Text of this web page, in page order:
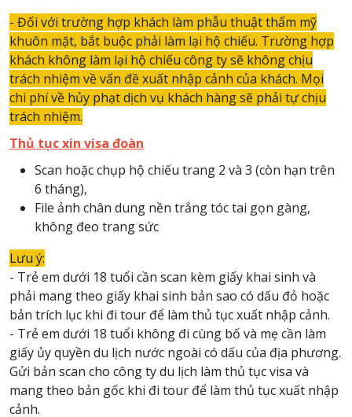
- Đối với trường hợp khách làm phẫu thuật thẩm mỹ
khuôn mặt, bắt buộc phải làm lại hộ chiếu. Trường hợp
khách không làm lại hộ chiếu công ty sẽ không chịu
trách nhiệm về vấn đề xuất nhập cảnh của khách. Mọi
chi phí về hủy phạt dịch vụ khách hàng sẽ phải tự chịu
trách nhiệm.
Thủ tục xin visa đoàn
Scan hoặc chụp hộ chiếu trang 2 và 3 (còn hạn trên
6 tháng),
File ảnh chân dung nền trắng tóc tai gọn gàng,
không đeo trang sức
Lưu ý:
- Trẻ em dưới 18 tuổi cần scan kèm giấy khai sinh và
phải mang theo giấy khai sinh bản sao có dấu đỏ hoặc
bản trích lục khi đi tour để làm thủ tục xuất nhập cảnh.
- Trẻ em dưới 18 tuổi không đi cùng bố và mẹ cần làm
giấy ủy quyền du lịch nước ngoài có dấu của địa phương.
Gửi bản scan cho công ty du lịch làm thủ tục visa và
mang theo bản gốc khi đi tour để làm thủ tục xuất nhập
cảnh.